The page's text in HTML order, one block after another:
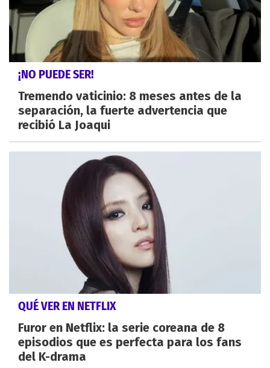
¡NO PUEDE SER!
Tremendo vaticinio: 8 meses antes de la
separación, la fuerte advertencia que
recibió La Joaqui
QUÉ VER EN NETFLIX
Furor en Netflix: la serie coreana de 8
episodios que es perfecta para los fans
del K-drama